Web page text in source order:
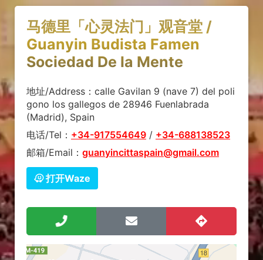
马德里「心灵法门」观音堂 /
Guanyin Budista Famen
Sociedad De la Mente
地址/Address：calle Gavilan 9 (nave 7) del poli
gono los gallegos de 28946 Fuenlabrada
(Madrid), Spain
电话/Tel： +34-917554649 / +34-688138523
邮箱/Email： guanyincittaspain@gmail.com
打开Waze